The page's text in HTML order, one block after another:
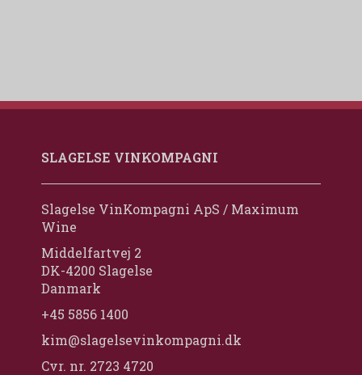
SLAGELSE VINKOMPAGNI
Slagelse VinKompagni ApS / Maximum
Wine
Middelfartvej 2
DK-4200 Slagelse
Danmark
+45 5856 1400
kim@slagelsevinkompagni.dk
Cvr. nr. 2723 4720